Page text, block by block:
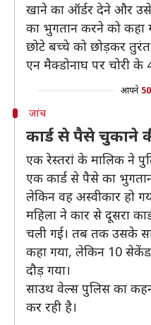
खाने का ऑर्डर देने और
का भुगतान करने को कहा
छोटे बच्चे को छोड़कर
एन मैक्डोनाघ पर चोरी
आपने
जांच
कार्ड से पैसे चुकाने
एक रेस्तरां के मालिक ने
एक कार्ड से पैसे का
लेकिन वह अस्वीकार हो
महिला ने कार से दूसरा
चली गई। तब तक उसके
कहा गया, लेकिन 10
दौड़ गया।
साउथ वेल्स पुलिस का
कर रही है।